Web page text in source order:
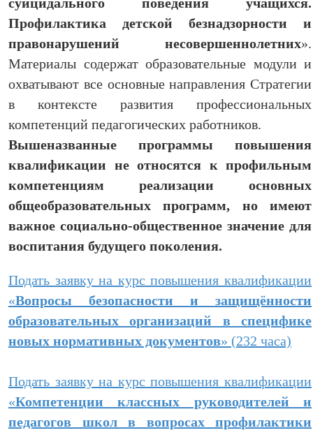
Профилактика детской безнадзорности и
правонарушений несовершеннолетних».
Материалы содержат образовательные модули и
охватывают все основные направления Стратегии
в контексте развития профессиональных
компетенций педагогических работников.
Вышеназванные программы повышения
квалификации не относятся к профильным
компетенциям реализации основных
общеобразовательных программ, но имеют
важное социально-общественное значение для
воспитания будущего поколения.
Подать заявку на курс повышения квалификации
«Вопросы безопасности и защищённости
образовательных организаций в специфике
новых нормативных документов» (232 часа)
Подать заявку на курс повышения квалификации
«Компетенции классных руководителей и
педагогов школ в вопросах профилактики